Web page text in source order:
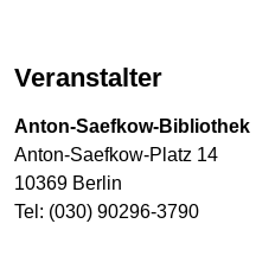
Veranstalter
Anton-Saefkow-Bibliothek
Anton-Saefkow-Platz 14
10369 Berlin
Tel: (030) 90296-3790